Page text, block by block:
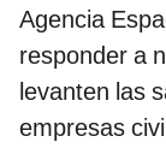
Agencia
responder a
levanten las
empresas